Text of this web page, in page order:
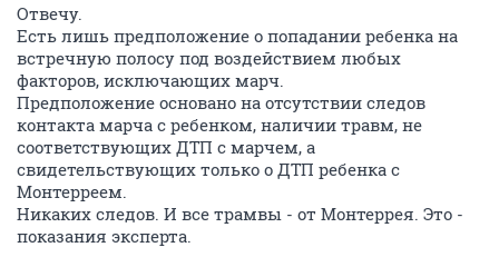
Отвечу.
Есть лишь предположение о попадании ребенка на
встречную полосу под воздействием любых
факторов, исключающих марч.
Предположение основано на отсутствии следов
контакта марча с ребенком, наличии травм, не
соответствующих ДТП с марчем, а
свидетельствующих только о ДТП ребенка с
Монтерреем.
Никаких следов. И все трамвы - от Монтеррея. Это -
показания эксперта.